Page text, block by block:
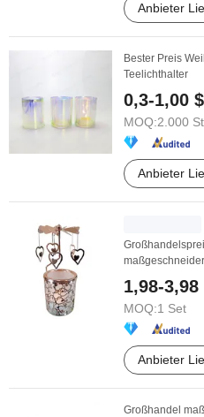
Anbieter
Bester Preis
Teelichthalter
0,3-1,00 $
MOQ:2.000
Anbieter
1,98-3,98
MOQ:1 Set
Anbieter
Großhandel